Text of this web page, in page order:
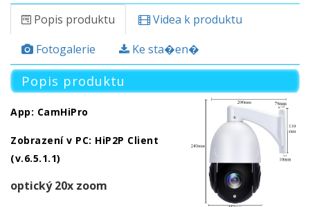
Popis produktu
Videa k produktu
Fotogalerie
Ke sta�en�
Popis produktu
App: CamHiPro
Zobrazení v PC: HiP2P Client
(v.6.5.1.1)
optický 20x zoom